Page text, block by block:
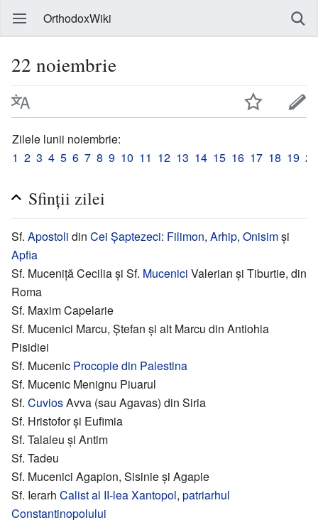
OrthodoxWiki
22 noiembrie
Zilele lunii noiembrie:
1 2 3 4 5 6 7 8 9 10 11 12 13 14 15 16 17 18 19 20
Sfinții zilei
Sf. Apostoli din Cei Șaptezeci: Filimon, Arhip, Onisimși
Apfia
Sf. Muceniță Cecilia și Sf. Mucenici Valerian și Tiburtie, din
Roma
Sf. Maxim Capelarie
Sf. Mucenici Marcu, Ștefan și alt Marcu din Antiohia
Pisidiei
Sf. Mucenic Procopie din Palestina
Sf. Mucenic Menignu Piuarul
Sf. CuviosAvva (sau Agavas) din Siria
Sf. Hristofor și Eufimia
Sf. Talaleu și Antim
Sf. Tadeu
Sf. Mucenici Agapion, Sisinie și Agapie
Sf. Ierarh Calist al II-lea Xantopol, patriarhul
Constantinopolului